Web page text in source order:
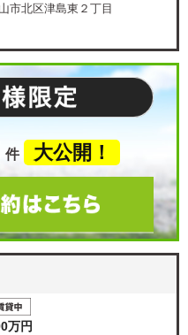
市北区津島東２丁目
件 大公開！
万円